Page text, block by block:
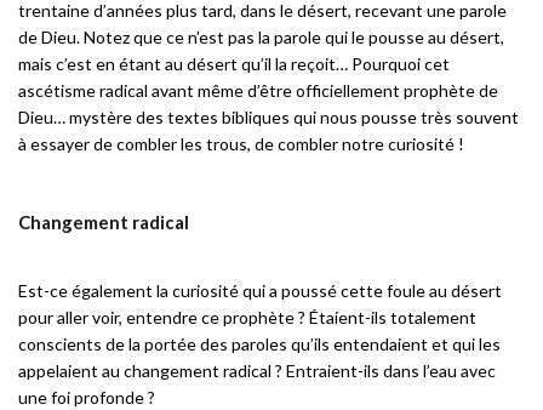
trentaine d’années plus tard, dans le désert, recevant une parole
de Dieu. Notez que ce n’est pas la parole qui le pousse au désert,
mais c’est en étant au désert qu’il la reçoit… Pourquoi cet
ascétisme radical avant même d’être officiellement prophète de
Dieu… mystère des textes bibliques qui nous pousse très souvent
à essayer de combler les trous, de combler notre curiosité !
Changement radical
Est-ce également la curiosité qui a poussé cette foule au désert
pour aller voir, entendre ce prophète ? Étaient-ils totalement
conscients de la portée des paroles qu’ils entendaient et qui les
appelaient au changement radical ? Entraient-ils dans l’eau avec
une foi profonde ?